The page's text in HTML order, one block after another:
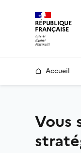
RÉPUBLIQUE
FRANÇAISE
Accueil
Vous